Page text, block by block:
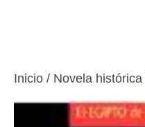
Inicio / Novela histórica